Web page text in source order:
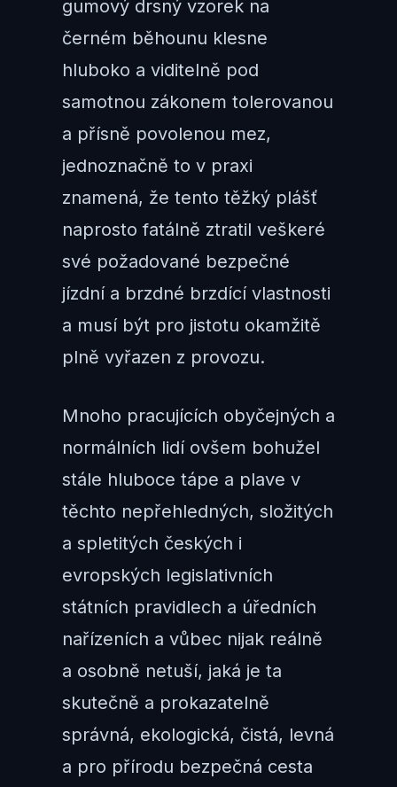
gumový drsný vzorek na
černém běhounu klesne
hluboko a viditelně pod
samotnou zákonem tolerovanou
a přísně povolenou mez,
jednoznačně to v praxi
znamená, že tento těžký plášť
naprosto fatálně ztratil veškeré
své požadované bezpečné
jízdní a brzdné brzdící vlastnosti
a musí být pro jistotu okamžitě
plně vyřazen z provozu.
Mnoho pracujících obyčejných a
normálních lidí ovšem bohužel
stále hluboce tápe a plave v
těchto nepřehledných, složitých
a spletitých českých i
evropských legislativních
státních pravidlech a úředních
nařízeních a vůbec nijak reálně
a osobně netuší, jaká je ta
skutečně a prokazatelně
správná, ekologická, čistá, levná
a pro přírodu bezpečná cesta